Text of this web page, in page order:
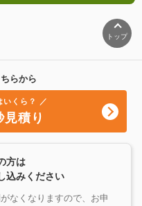
トップ
らから
いくら？ ／
見積り
方は
込みください
なくなりますので、お申